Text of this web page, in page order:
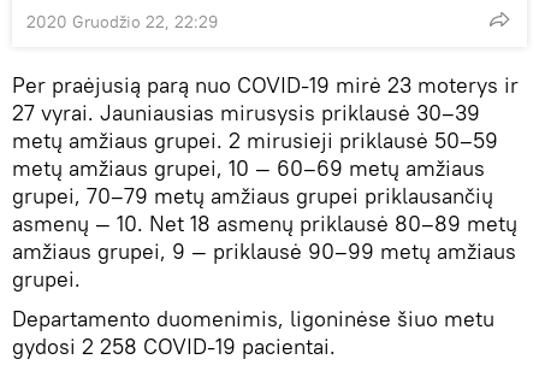
2020 Gruodžio 22, 22:29
Per praėjusią parą nuo COVID-19 mirė 23 moterys ir
27 vyrai. Jauniausias mirusysis priklausė 30–39
metų amžiaus grupei. 2 mirusieji priklausė 50–59
metų amžiaus grupei, 10 — 60–69 metų amžiaus
grupei, 70–79 metų amžiaus grupei priklausančių
asmenų — 10. Net 18 asmenų priklausė 80–89 metų
amžiaus grupei, 9 — priklausė 90–99 metų amžiaus
grupei.
Departamento duomenimis, ligoninėse šiuo metu
gydosi 2 258 COVID-19 pacientai.